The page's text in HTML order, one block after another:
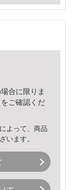
合に限りま
をご確認くだ
よって、商品
います。